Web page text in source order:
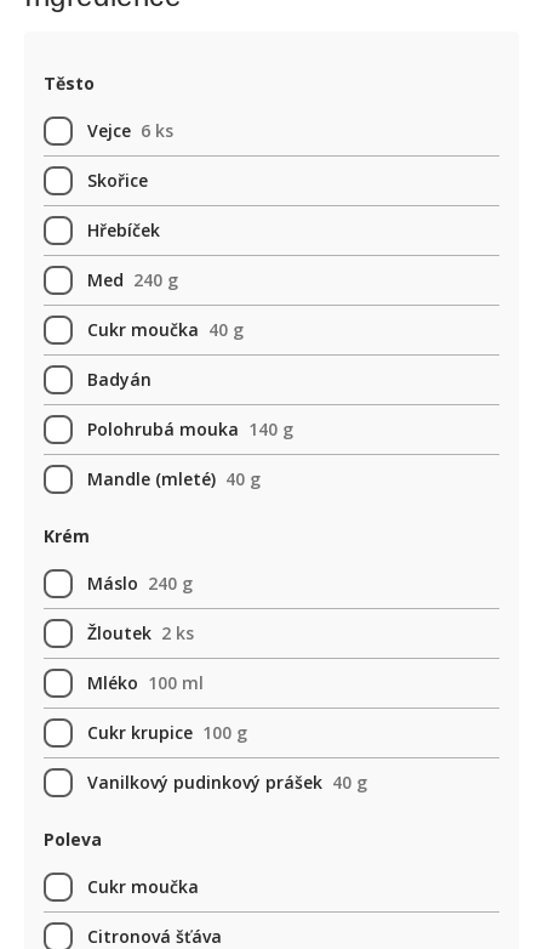
Těsto
Vejce 6 ks
Skořice
Hřebíček
Med 240 g
Cukr moučka 40 g
Badyán
Polohrubá mouka 140 g
Mandle (mleté) 40 g
Krém
Máslo 240 g
Žloutek 2 ks
Mléko 100 ml
Cukr krupice 100 g
Vanilkový pudinkový prášek 40 g
Poleva
Cukr moučka
Citronová šťáva